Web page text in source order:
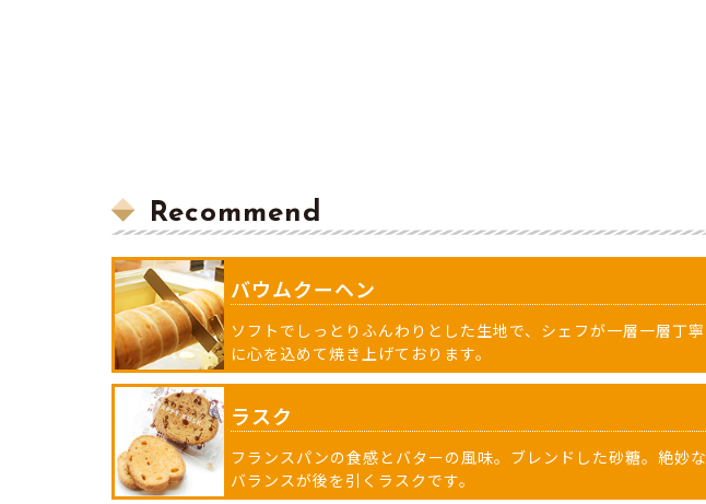
Recommend
バウムクーヘン
ソフトでしっとりふんわりとした生地で、シェフが一層一層丁寧
に心を込めて焼き上げております。
ラスク
フランスパンの食感とバターの風味。ブレンドした砂糖。絶妙な
バランスが後を引くラスクです。